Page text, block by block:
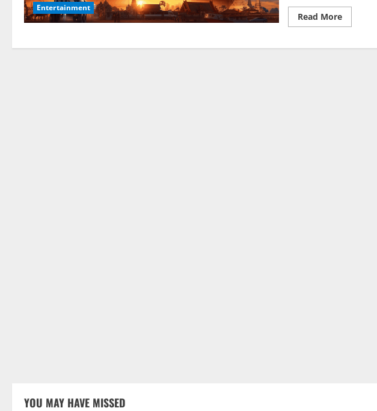
Entertainment
Read MoreRead
more
Film
YOU MAY HAVE MISSED